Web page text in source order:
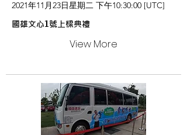
2021年11月23日星期二 下午10:30:00 [UTC]
國雄文心1號上樑典禮
View More